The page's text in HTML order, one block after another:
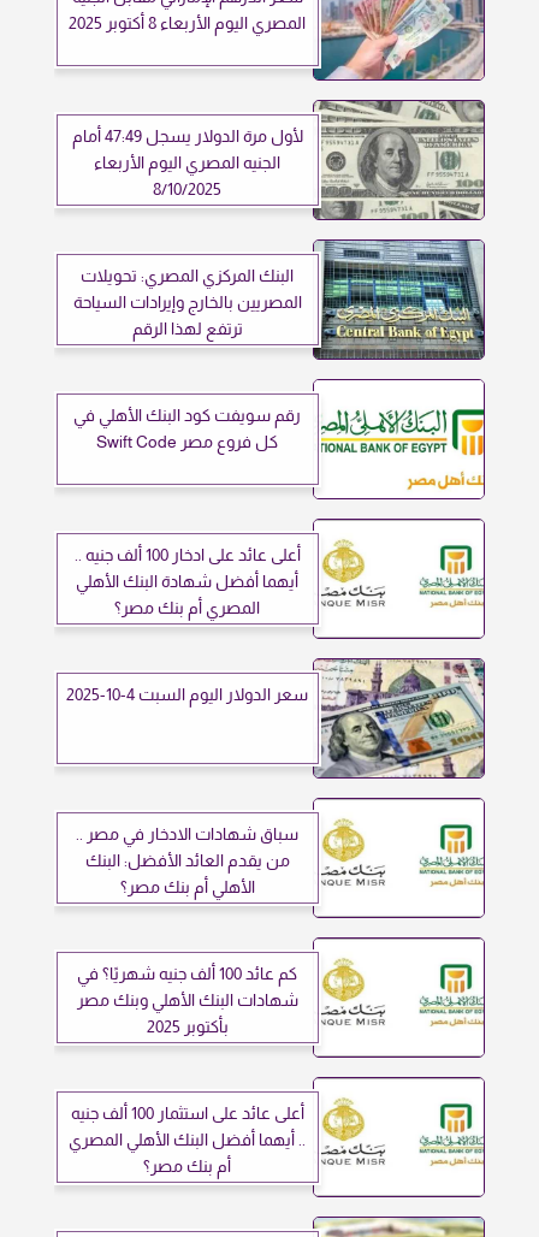
المصري اليوم الأربعاء 8 أكتوبر 2025
لأول مرة الدولار يسجل 47:49 أمام
الجنيه المصري اليوم الأربعاء
8/10/2025
البنك المركزي المصري: تحويلات
المصريين بالخارج وإيرادات السياحة
ترتفع لهذا الرقم
رقم سويفت كود البنك الأهلي في
كل فروع مصر Swift Code
أعلى عائد على ادخار 100 ألف جنيه ..
أيهما أفضل شهادة البنك الأهلي
المصري أم بنك مصر؟
سعر الدولار اليوم السبت 4-10-2025
سباق شهادات الادخار في مصر ..
من يقدم العائد الأفضل: البنك
الأهلي أم بنك مصر؟
كم عائد 100 ألف جنيه شهريًا؟ في
شهادات البنك الأهلي وبنك مصر
بأكتوبر 2025
أعلى عائد على استثمار 100 ألف جنيه
.. أيهما أفضل البنك الأهلي المصري
أم بنك مصر؟